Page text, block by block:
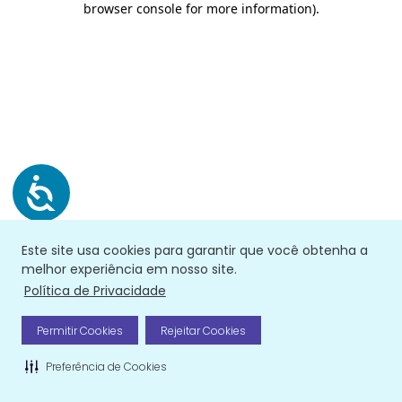
Este site usa cookies para garantir que você obtenha a
melhor experiência em nosso site.
Política de Privacidade
Permitir Cookies Rejeitar Cookies
Preferência de Cookies
browser console for more information).